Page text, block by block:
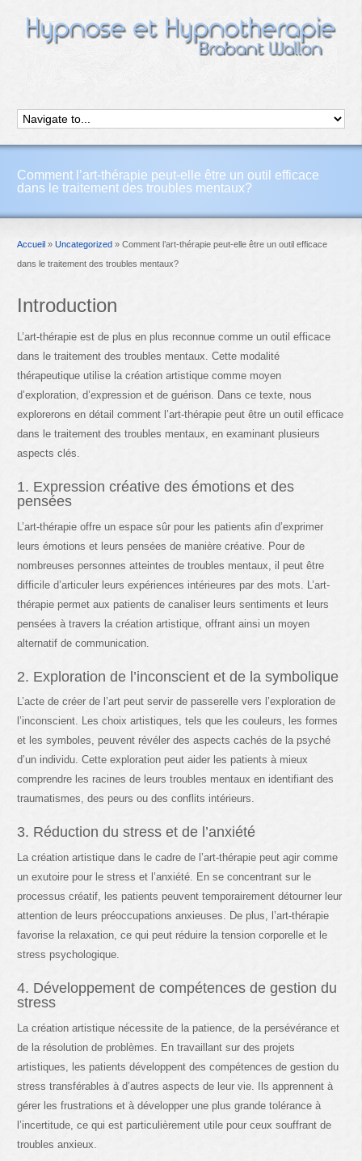
Comment l’art-thérapie peut-elle être un outil efficace
dans le traitement des troubles mentaux?
Accueil » Uncategorized » Comment l’art-thérapie peut-elle être un outil efficace
dans le traitement des troubles mentaux?
Introduction
L’art-thérapie est de plus en plus reconnue comme un outil efficace
dans le traitement des troubles mentaux. Cette modalité
thérapeutique utilise la création artistique comme moyen
d’exploration, d’expression et de guérison. Dans ce texte, nous
explorerons en détail comment l’art-thérapie peut être un outil efficace
dans le traitement des troubles mentaux, en examinant plusieurs
aspects clés.
1. Expression créative des émotions et des
pensées
L’art-thérapie offre un espace sûr pour les patients afin d’exprimer
leurs émotions et leurs pensées de manière créative. Pour de
nombreuses personnes atteintes de troubles mentaux, il peut être
difficile d’articuler leurs expériences intérieures par des mots. L’art-
thérapie permet aux patients de canaliser leurs sentiments et leurs
pensées à travers la création artistique, offrant ainsi un moyen
alternatif de communication.
2. Exploration de l’inconscient et de la symbolique
L’acte de créer de l’art peut servir de passerelle vers l’exploration de
l’inconscient. Les choix artistiques, tels que les couleurs, les formes
et les symboles, peuvent révéler des aspects cachés de la psyché
d’un individu. Cette exploration peut aider les patients à mieux
comprendre les racines de leurs troubles mentaux en identifiant des
traumatismes, des peurs ou des conflits intérieurs.
3. Réduction du stress et de l’anxiété
La création artistique dans le cadre de l’art-thérapie peut agir comme
un exutoire pour le stress et l’anxiété. En se concentrant sur le
processus créatif, les patients peuvent temporairement détourner leur
attention de leurs préoccupations anxieuses. De plus, l’art-thérapie
favorise la relaxation, ce qui peut réduire la tension corporelle et le
stress psychologique.
4. Développement de compétences de gestion du
stress
La création artistique nécessite de la patience, de la persévérance et
de la résolution de problèmes. En travaillant sur des projets
artistiques, les patients développent des compétences de gestion du
stress transférables à d’autres aspects de leur vie. Ils apprennent à
gérer les frustrations et à développer une plus grande tolérance à
l’incertitude, ce qui est particulièrement utile pour ceux souffrant de
troubles anxieux.